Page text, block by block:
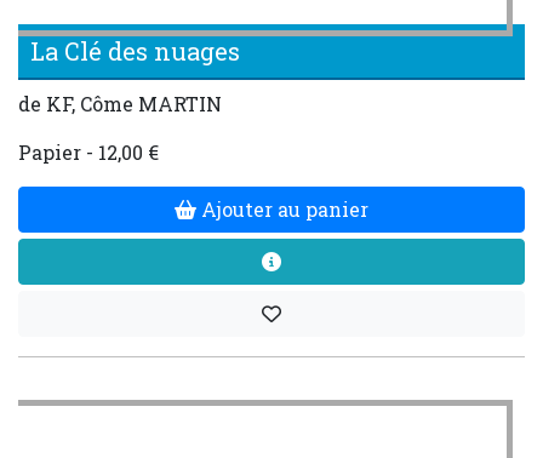
La Clé des nuages
de KF, Côme MARTIN
Papier - 12,00 €
Ajouter au panier